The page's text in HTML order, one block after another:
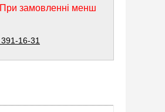
замовленні менш
16-31